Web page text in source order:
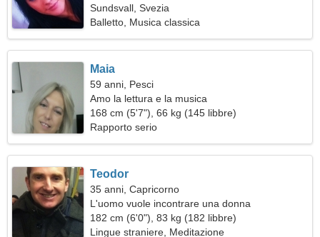
Sundsvall, Svezia
Balletto, Musica classica
Maia
59 anni, Pesci
Amo la lettura e la musica
168 cm (5'7"), 66 kg (145 libbre)
Rapporto serio
Teodor
35 anni, Capricorno
L'uomo vuole incontrare una donna
182 cm (6'0"), 83 kg (182 libbre)
Lingue straniere, Meditazione